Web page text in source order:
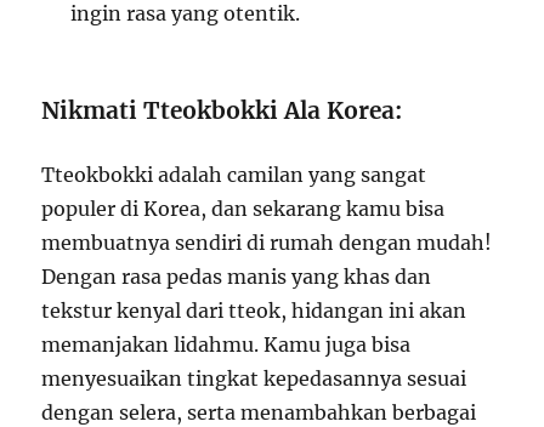
ingin rasa yang otentik.
Nikmati Tteokbokki Ala Korea:
Tteokbokki adalah camilan yang sangat
populer di Korea, dan sekarang kamu bisa
membuatnya sendiri di rumah dengan mudah!
Dengan rasa pedas manis yang khas dan
tekstur kenyal dari tteok, hidangan ini akan
memanjakan lidahmu. Kamu juga bisa
menyesuaikan tingkat kepedasannya sesuai
dengan selera, serta menambahkan berbagai